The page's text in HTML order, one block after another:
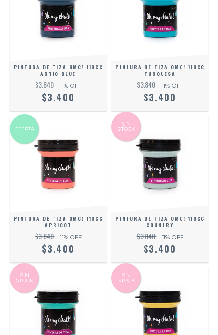
PINTURA DE TIZA OMC! 110CC
ARTIC BLUE
$3.840 11% OFF
$3.400
PINTURA DE TIZA OMC! 110CC
TURQUESA
$3.840 11% OFF
$3.400
OFERTA
PINTURA DE TIZA OMC! 110CC
APRICOT
$3.840 11% OFF
$3.400
SIN
STOCK
PINTURA DE TIZA OMC! 110CC
COUNTRY
$3.840 11% OFF
$3.400
SIN
STOCK
SIN
STOCK